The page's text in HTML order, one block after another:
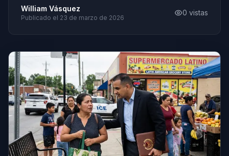
William Vásquez
Publicado el 23 de marzo de 2026
0 vistas